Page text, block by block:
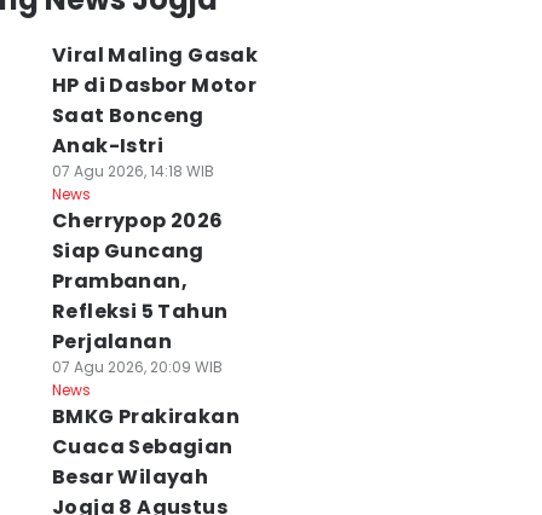
Viral Maling Gasak
HP di Dasbor Motor
Saat Bonceng
Anak-Istri
07 Agu 2026, 14:18 WIB
News
Cherrypop 2026
Siap Guncang
Prambanan,
Refleksi 5 Tahun
Perjalanan
07 Agu 2026, 20:09 WIB
News
BMKG Prakirakan
Cuaca Sebagian
Besar Wilayah
Jogja 8 Agustus